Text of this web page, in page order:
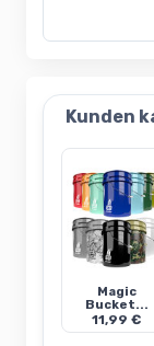
Kunden
Magic
Bucket...
11,99 €